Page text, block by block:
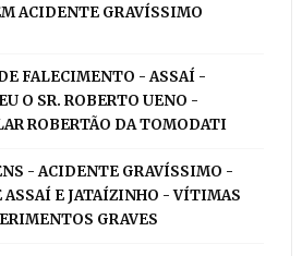
ACIDENTE GRAVÍSSIMO
FALECIMENTO - ASSAÍ -
O SR. ROBERTO UENO -
ROBERTÃO DA TOMODATI
- ACIDENTE GRAVÍSSIMO -
ASSAÍ E JATAÍZINHO - VÍTIMAS
GRAVES